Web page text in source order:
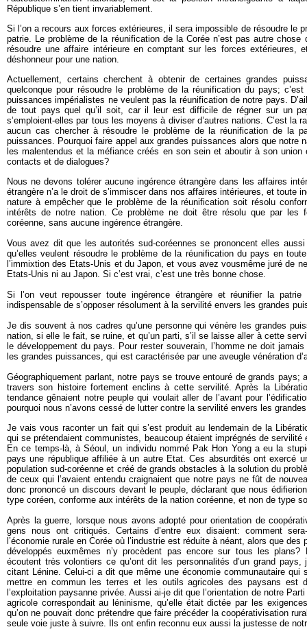
République s’en tient invariablement.
Si l’on a recours aux forces extérieures, il sera impossible de résoudre le
patrie. Le problème de la réunification de la Corée n’est pas autre chose
résoudre une affaire intérieure en comptant sur les forces extérieures,
déshonneur pour une nation.
Actuellement, certains cherchent à obtenir de certaines grandes
quelconque pour résoudre le problème de la réunification du pays;
puissances impérialistes ne veulent pas la réunification de notre pays.
de tout pays quel qu’il soit, car il leur est difficile de régner sur un
s’emploient-elles par tous les moyens à diviser d’autres nations. C’est la
aucun cas chercher à résoudre le problème de la réunification de la
puissances. Pourquoi faire appel aux grandes puissances alors que notre
les malentendus et la méfiance créés en son sein et aboutir à son
contacts et de dialogues?
Nous ne devons tolérer aucune ingérence étrangère dans les affaires
étrangère n’a le droit de s’immiscer dans nos affaires intérieures, et toute
nature à empêcher que le problème de la réunification soit résolu
intérêts de notre nation. Ce problème ne doit être résolu que par les
coréenne, sans aucune ingérence étrangère.
Vous avez dit que les autorités sud-coréennes se prononcent elles aussi
qu’elles veulent résoudre le problème de la réunification du pays en
l’immixtion des Etats-Unis et du Japon, et vous avez vousmême juré de
Etats-Unis ni au Japon. Si c’est vrai, c’est une très bonne chose.
Si l’on veut repousser toute ingérence étrangère et réunifier la
indispensable de s’opposer résolument à la servilité envers les grandes
Je dis souvent à nos cadres qu’une personne qui vénère les grandes
nation, si elle le fait, se ruine, et qu’un parti, s’il se laisse aller à cette
le développement du pays. Pour rester souverain, l’homme ne doit
les grandes puissances, qui est caractérisée par une aveugle vénération
Géographiquement parlant, notre pays se trouve entouré de grands
travers son histoire fortement enclins à cette servilité. Après la
tendance gênaient notre peuple qui voulait aller de l’avant pour
pourquoi nous n’avons cessé de lutter contre la servilité envers les
Je vais vous raconter un fait qui s’est produit au lendemain de la
qui se prétendaient communistes, beaucoup étaient imprégnés de
En ce temps-là, à Séoul, un individu nommé Pak Hon Yong a eu la
pays une république affiliée à un autre Etat. Ces absurdités ont exercé
population sud-coréenne et créé de grands obstacles à la solution du
de ceux qui l’avaient entendu craignaient que notre pays ne fût de
donc prononcé un discours devant le peuple, déclarant que nous
type coréen, conforme aux intérêts de la nation coréenne, et non de type
Après la guerre, lorsque nous avons adopté pour orientation de
gens nous ont critiqués. Certains d’entre eux disaient: comment
l’économie rurale en Corée où l’industrie est réduite à néant, alors que
développés euxmêmes n’y procèdent pas encore sur tous les
écoutent très volontiers ce qu’ont dit les personnalités d’un grand pays,
citant Lénine. Celui-ci a dit que même une économie communautaire qui
mettre en commun les terres et les outils agricoles des paysans est
l’exploitation paysanne privée. Aussi ai-je dit que l’orientation de notre
agricole correspondait au léninisme, qu’elle était dictée par les
qu’on ne pouvait donc prétendre que faire précéder la coopérativisation
seule voie juste à suivre. Ils ont enfin reconnu eux aussi la justesse de